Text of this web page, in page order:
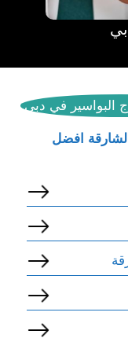
البواسير في دبي
افضل